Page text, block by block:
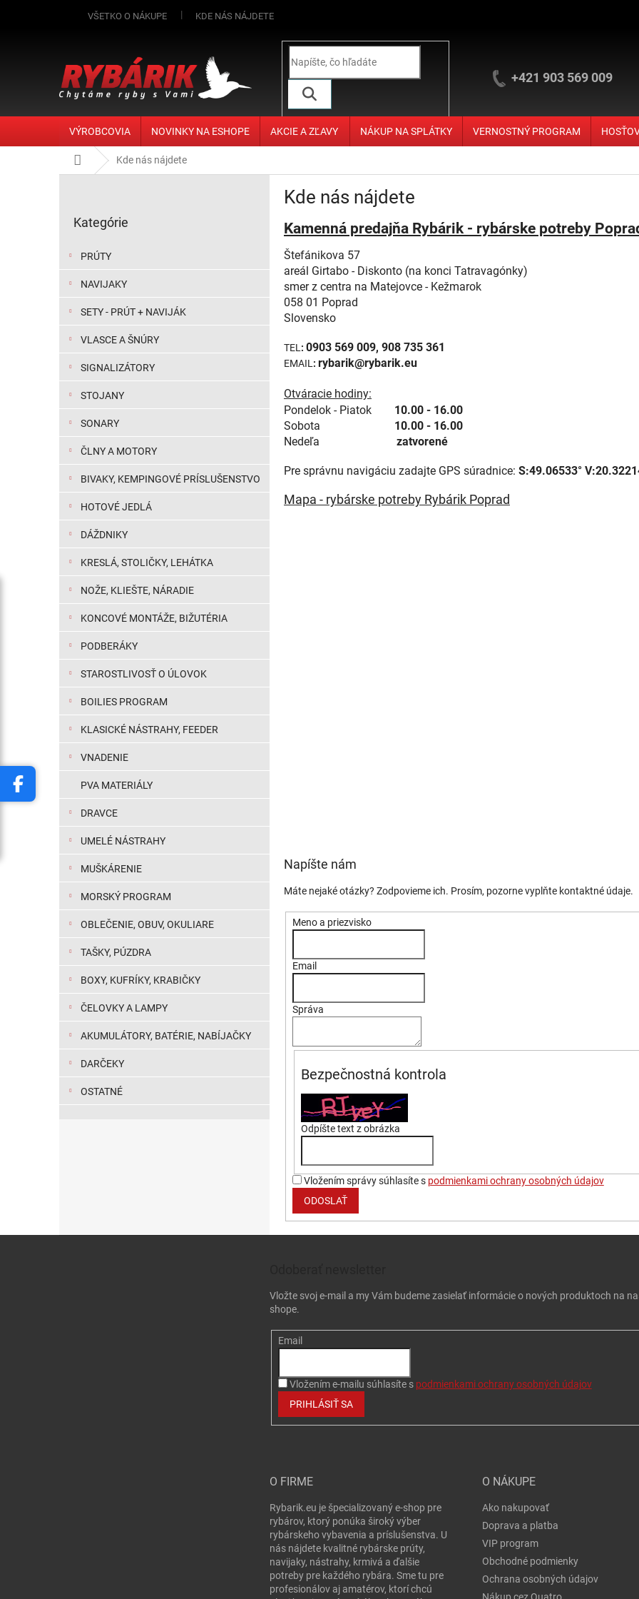
VŠETKO O NÁKUPE KDE NÁS NÁJDETE
+421 903 569 009
VÝROBCOVIA NOVINKY NA ESHOPE AKCIE A ZĽAVY NÁKUP NA SPLÁTKY VERNOSTNÝ PROGRAM
DomovKde nás nájdete
Kategórie
PRÚTY
NAVIJAKY
SETY - PRÚT + NAVIJÁK
VLASCE A ŠNÚRY
SIGNALIZÁTORY
STOJANY
SONARY
ČLNY A MOTORY
BIVAKY, KEMPINGOVÉ PRÍSLUŠENSTVO
HOTOVÉ JEDLÁ
DÁŽDNIKY
KRESLÁ, STOLIČKY, LEHÁTKA
NOŽE, KLIEŠTE, NÁRADIE
KONCOVÉ MONTÁŽE, BIŽUTÉRIA
PODBERÁKY
STAROSTLIVOSŤ O ÚLOVOK
BOILIES PROGRAM
KLASICKÉ NÁSTRAHY, FEEDER
VNADENIE
PVA MATERIÁLY
DRAVCE
UMELÉ NÁSTRAHY
MUŠKÁRENIE
MORSKÝ PROGRAM
OBLEČENIE, OBUV, OKULIARE
TAŠKY, PÚZDRA
BOXY, KUFRÍKY, KRABIČKY
ČELOVKY A LAMPY
AKUMULÁTORY, BATÉRIE, NABÍJAČKY
DARČEKY
OSTATNÉ
Kde nás nájdete
Kamenná predajňa Rybárik - rybárske potreby
Štefánikova 57
areál Girtabo - Diskonto (na konci Tatravagónky)
smer z centra na Matejovce - Kežmarok
058 01 Poprad
Slovensko
TEL: 0903 569 009, 908 735 361
EMAIL: rybarik@rybarik.eu
Otváracie hodiny:
Pondelok - Piatok 10.00 - 16.00
Sobota 10.00 - 16.00
Nedeľa zatvorené
Pre správnu navigáciu zadajte GPS súradnice: S:49.06533°
Mapa - rybárske potreby Rybárik Poprad
Napíšte nám
Máte nejaké otázky? Zodpovieme ich. Prosím, pozorne vyplňte kontaktné údaje.
Meno a priezvisko
Email
Správa
Bezpečnostná kontrola
Odpíšte text z obrázka
Vložením správy súhlasíte s podmienkami ochrany osobných údajov
ODOSLAŤ
Vložte svoj e-mail a my Vám budeme zasielať informácie o nových produktoch na
shope.
Email
Vložením e-mailu súhlasíte s podmienkami ochrany osobných údajov
PRIHLÁSIŤ SA
O FIRME
Rybarik.eu je špecializovaný e-shop pre
rybárov, ktorý ponúka široký výber
rybárskeho vybavenia a príslušenstva. U
nás nájdete kvalitné rybárske prúty,
navijaky, nástrahy, krmivá a ďalšie
potreby pre každého rybára. Sme tu pre
profesionálov aj amatérov, ktorí chcú
O NÁKUPE
Ako nakupovať
Doprava a platba
VIP program
Obchodné podmienky
Ochrana osobných údajov
Nákup cez Quatro